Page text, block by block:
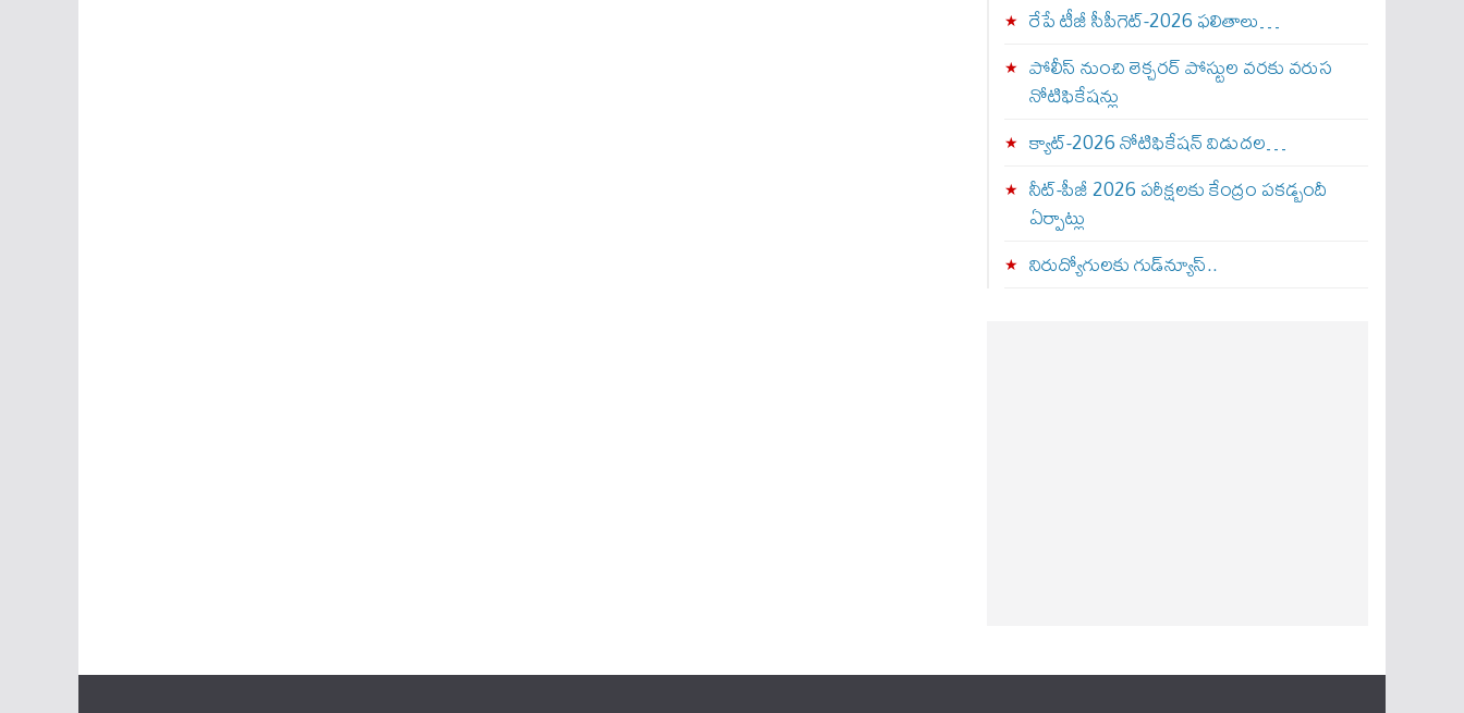
రేపే టీజీ సీపీగెట్‌-2026 ఫలితాలు…
పోలీస్ నుంచి లెక్చరర్ పోస్టుల వరకు వరుస
నోటిఫికేషన్లు
క్యాట్-2026 నోటిఫికేషన్ విడుదల…
నీట్-పీజీ 2026 పరీక్షలకు కేంద్రం పకడ్బందీ
ఏర్పాట్లు
నిరుద్యోగులకు గుడ్‌న్యూస్..